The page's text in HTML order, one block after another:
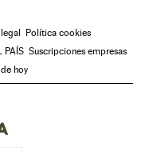
Política cookies
PAÍS Suscripciones empresas
hoy